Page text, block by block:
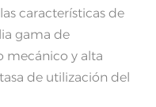
características de
gama de
mecánico y alta
de utilización del